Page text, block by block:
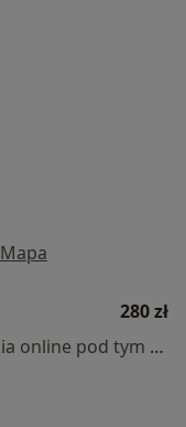
Mapa
280 zł
Specjalista nie oferuje umawiania online pod tym adresem.